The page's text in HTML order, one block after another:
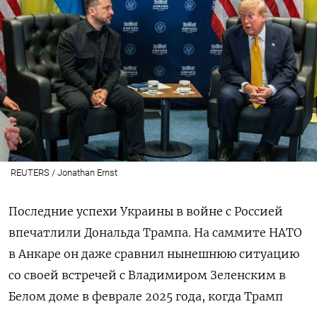
REUTERS / Jonathan Ernst
Последние успехи Украины в войне с Россией
впечатлили Дональда Трампа. На саммите НАТО
в Анкаре он даже сравнил нынешнюю ситуацию
со своей встречей с Владимиром Зеленским в
Белом доме в феврале 2025 года, когда Трамп